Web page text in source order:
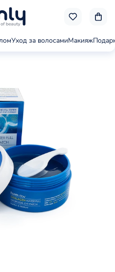
Уход за волосамиМакияж